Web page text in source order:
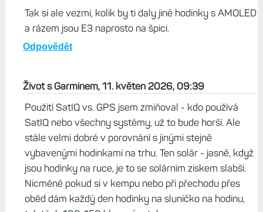
Tak si ale vezmi, kolik by ti daly jiné hodinky s AMOLED
a rázem jsou E3 naprosto na špici.
Odpovědět
Život s Garminem, 11. květen 2026, 09:39
Použití SatIQ vs. GPS jsem zmiňoval - kdo používá
SatIQ nebo všechny systémy, už to bude horší. Ale
stále velmi dobré v porovnání s jinými stejně
vybavenými hodinkami na trhu. Ten solár - jasně, když
jsou hodinky na ruce, je to se solárním ziskem slabší.
Nicméně pokud si v kempu nebo při přechodu přes
oběd dám každý den hodinky na sluníčko na hodinu,